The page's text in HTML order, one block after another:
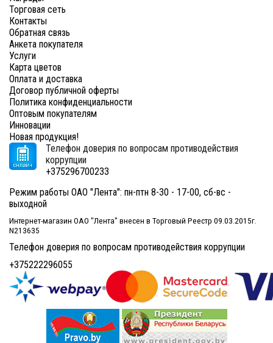
Торговая сеть
Контакты
Обратная связь
Анкета покупателя
Услуги
Карта цветов
Оплата и доставка
Договор публичной оферты
Политика конфиденциальности
Оптовым покупателям
Инновации
Новая продукция!
Телефон доверия по вопросам противодействия
коррупции
+375296700233
Режим работы ОАО "Лента": пн-птн 8-30 - 17-00, сб-вс -
выходной
Интернет-магазин ОАО "Лента" внесен в Торговый Реестр 09.03.2015г.
N213635
Телефон доверия по вопросам противодействия коррупции
+375222296055